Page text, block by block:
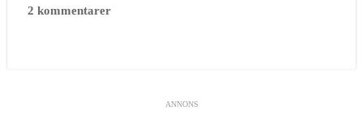
2 kommentarer
ANNONS